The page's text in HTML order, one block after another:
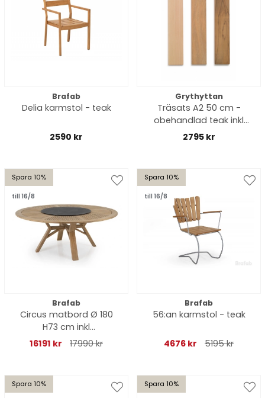
Brafab
Delia karmstol - teak
2590 kr
Grythyttan
Träsats A2 50 cm -
obehandlad teak inkl
skruv
2795 kr
Spara 10%
till 16/8
Brafab
Circus matbord Ø 180
H73 cm inkl
serveringsbricka
16191 kr 17990 kr
Spara 10%
till 16/8
Brafab
56:an karmstol - teak
4676 kr 5195 kr
Spara 10% Spara 10%